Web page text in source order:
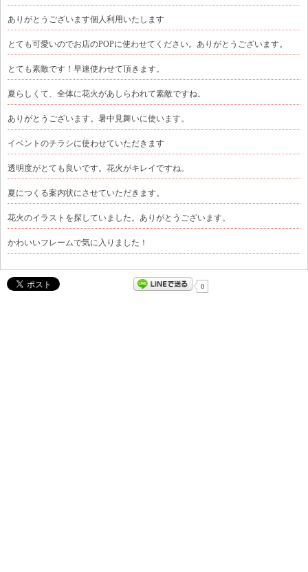
ありがとうございます個人利用いたします
とても可愛いのでお店のPOPに使わせてください。ありがとうございます。
とても素敵です！早速使わせて頂きます。
夏らしくて、全体に花火があしらわれて素敵ですね。
ありがとうございます。暑中見舞いに使います。
イベントのチラシに使わせていただきます
透明度がとても良いです。花火がキレイですね。
夏につくる案内状にさせていただきます。
花火のイラストを探していました。ありがとうございます。
かわいいフレームで気に入りました！
0